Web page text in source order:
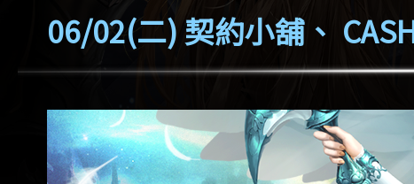
06/02(二) 契約小舖、